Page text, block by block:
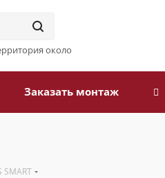
около
Заказать монтаж
SMART